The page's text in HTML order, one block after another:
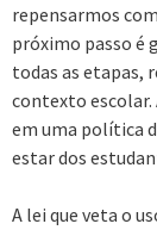
repensarmos
próximo passo é
todas as etapas,
contexto
em uma política
estar dos
A lei que veta o